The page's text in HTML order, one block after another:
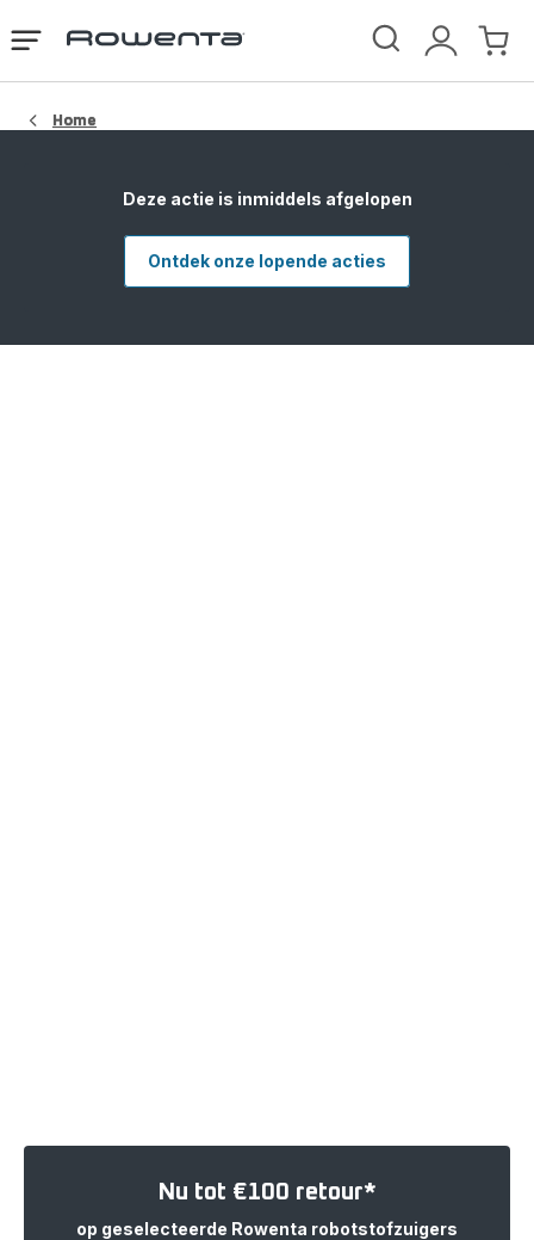
Rowenta-
MijnMijn
Open
Home
Deze actie is inmiddels afgelopen
Ontdek onze lopende acties
Nu tot €100 retour*
op geselecteerde Rowenta robotstofzuigers